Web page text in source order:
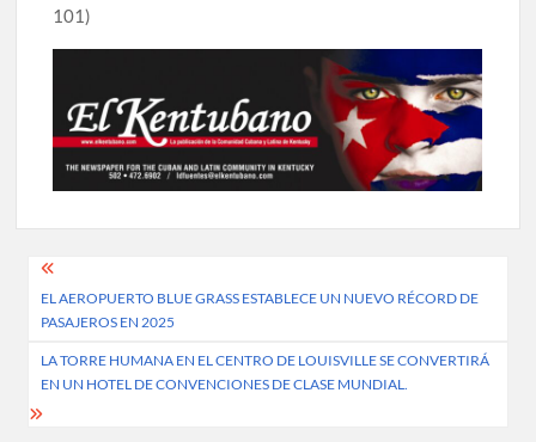
101)
Post
navigation
EL AEROPUERTO BLUE GRASS ESTABLECE UN NUEVO RÉCORD DE
PASAJEROS EN 2025
LA TORRE HUMANA EN EL CENTRO DE LOUISVILLE SE CONVERTIRÁ
EN UN HOTEL DE CONVENCIONES DE CLASE MUNDIAL.